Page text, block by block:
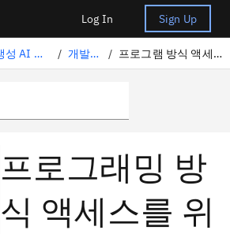
Log In Sign Up
생성 AI 솔루션 코딩 / 개발자 자원 / 프로그램 방식 액세스를 위한 신임 정보
프로그래밍 방
식 액세스를 위